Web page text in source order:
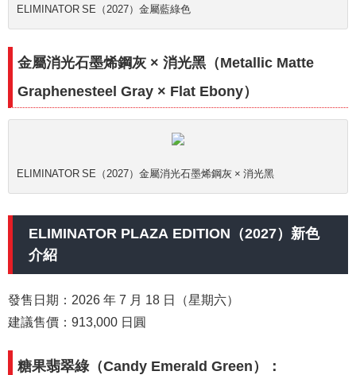
ELIMINATOR SE（2027）金屬藍綠色
金屬消光石墨烯鋼灰 × 消光黑（Metallic Matte
Graphenesteel Gray × Flat Ebony）
ELIMINATOR SE（2027）金屬消光石墨烯鋼灰 × 消光黑
ELIMINATOR PLAZA EDITION（2027）新色
介紹
發售日期：2026 年 7 月 18 日（星期六）
建議售價：913,000 日圓
糖果翡翠綠（Candy Emerald Green）：